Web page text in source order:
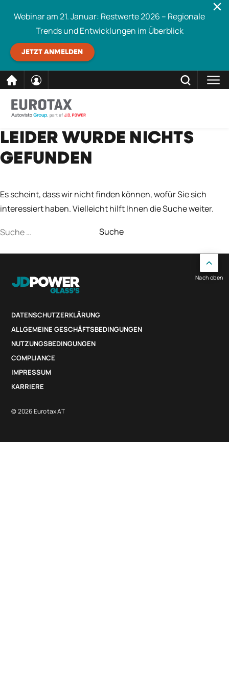
direkt
zum
Inhalt
Webinar am 21. Januar: Restwerte 2026 – Regionale
Trends und Entwicklungen im Überblick
JETZT ANMELDEN
Eurotax durchsuchen SCHLIESSEN
LEIDER WURDE NICHTS
GEFUNDEN
Es scheint, dass wir nicht finden können, wofür Sie sich
interessiert haben. Vielleicht hilft Ihnen die Suche weiter.
Suche
DATENSCHUTZERKLÄRUNG
ALLGEMEINE GESCHÄFTSBEDINGUNGEN
NUTZUNGSBEDINGUNGEN
COMPLIANCE
IMPRESSUM
KARRIERE
© 2026 Eurotax AT
Nach oben